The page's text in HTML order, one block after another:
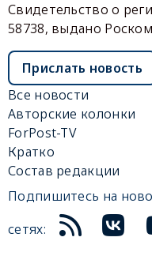
Свидетельство о
58738, выдано
Прислать новость
Все новости
Авторские колонки
ForPost-TV
Кратко
Состав редакции
Подпишитесь на
сетях: